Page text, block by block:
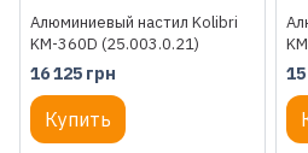
Алюминиевый настил Kolibri
KM-360D (25.003.0.21)
16 125 грн
Купить